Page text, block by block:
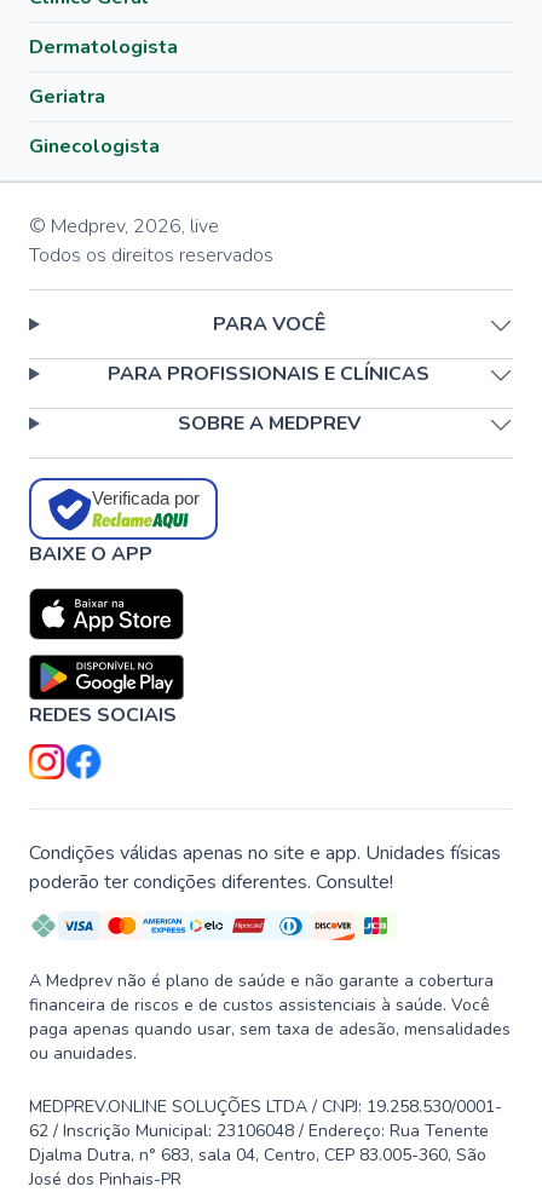
Dermatologista
Geriatra
Ginecologista
© Medprev, 2026, live
Todos os direitos reservados
PARA VOCÊ
PARA PROFISSIONAIS E CLÍNICAS
SOBRE A MEDPREV
Verificada por
BAIXE O APP
REDES SOCIAIS
Condições válidas apenas no site e app. Unidades físicas
poderão ter condições diferentes. Consulte!
A Medprev não é plano de saúde e não garante a cobertura
financeira de riscos e de custos assistenciais à saúde. Você
paga apenas quando usar, sem taxa de adesão, mensalidades
ou anuidades.
MEDPREV.ONLINE SOLUÇÕES LTDA / CNPJ: 19.258.530/0001-
62 / Inscrição Municipal: 23106048 / Endereço: Rua Tenente
Djalma Dutra, n° 683, sala 04, Centro, CEP 83.005-360, São
José dos Pinhais-PR